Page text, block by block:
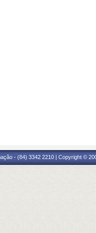
- (84) 3342 2210 | Copyright ©